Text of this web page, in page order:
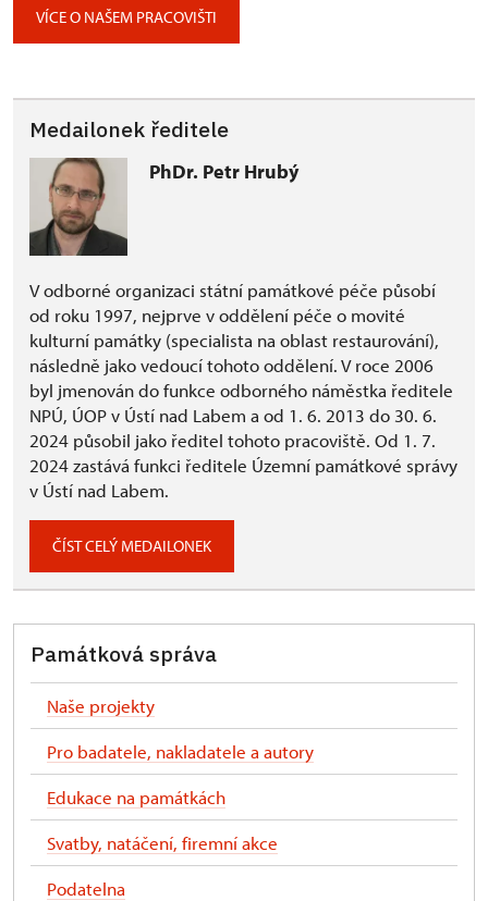
VÍCE O NAŠEM PRACOVIŠTI
Medailonek ředitele
PhDr. Petr Hrubý
V odborné organizaci státní památkové péče působí
od roku 1997, nejprve v oddělení péče o movité
kulturní památky (specialista na oblast restaurování),
následně jako vedoucí tohoto oddělení. V roce 2006
byl jmenován do funkce odborného náměstka ředitele
NPÚ, ÚOP v Ústí nad Labem a od 1. 6. 2013 do 30. 6.
2024 působil jako ředitel tohoto pracoviště. Od 1. 7.
2024 zastává funkci ředitele Územní památkové správy
v Ústí nad Labem.
ČÍST CELÝ MEDAILONEK
Památková správa
Naše projekty
Pro badatele, nakladatele a autory
Edukace na památkách
Svatby, natáčení, firemní akce
Podatelna